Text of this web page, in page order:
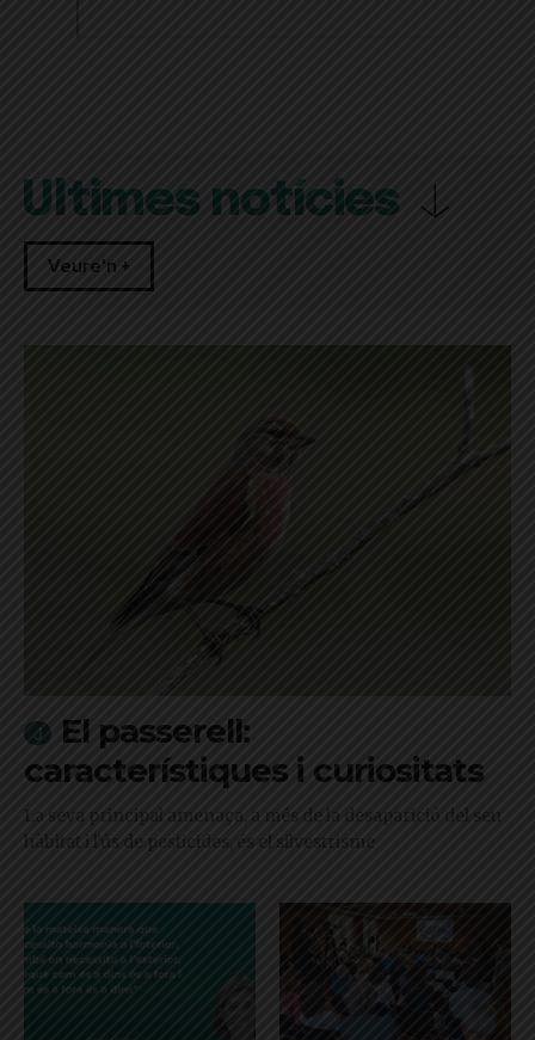
Últimes notícies
Veure'n +
El passerell:
característiques i curiositats
La seva principal amenaça, a més de la desaparició del seu
hàbitat i l'ús de pesticides, és el silvestrisme